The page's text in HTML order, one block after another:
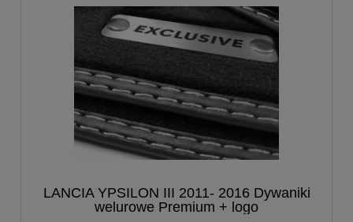
LANCIA YPSILON III 2011- 2016 Dywaniki
welurowe Premium + logo